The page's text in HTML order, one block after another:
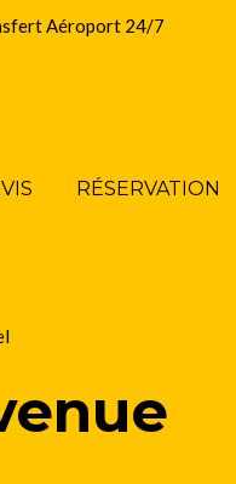
Aéroport 24/7
RÉSERVATION